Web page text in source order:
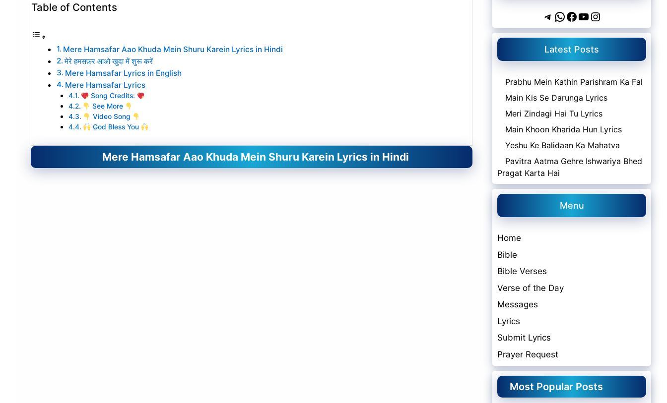
Table of Contents
Mere Hamsafar Aao Khuda Mein Shuru Karein Lyrics in Hindi
मेरे हमसफ़र आओ खुदा में शुरू करें
Mere Hamsafar Lyrics in English
Mere Hamsafar Lyrics
Song Credits:
See More
Video Song
God Bless You
Mere Hamsafar Aao Khuda Mein Shuru Karein Lyrics in Hindi
Telegram
WhatsApp
Facebook
YouTube
Instagram
Latest Posts
Prabhu Mein Kathin Parishram Ka Fal
Main Kis Se Darunga Lyrics
Meri Zindagi Hai Tu Lyrics
Main Khoon Kharida Hun Lyrics
Yeshu Ke Balidaan Ka Mahatva
Pavitra Aatma Gehre Ishwariya Bhed
Pragat Karta Hai
Menu
Home
Bible
Bible Verses
Verse of the Day
Messages
Lyrics
Submit Lyrics
Prayer Request
Most Popular Posts